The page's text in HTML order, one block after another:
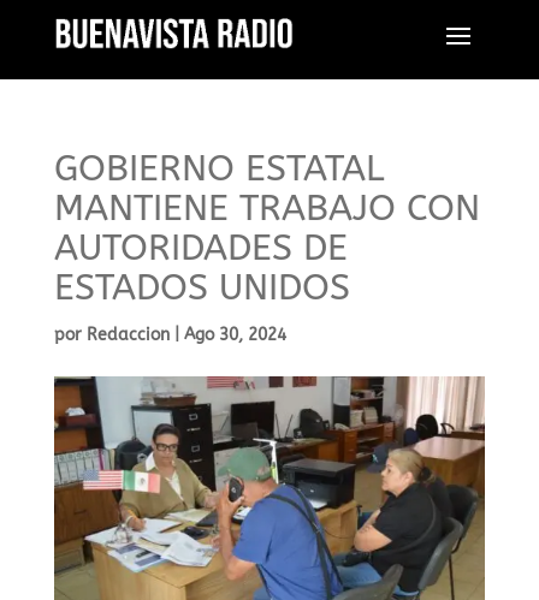
GOBIERNO ESTATAL
MANTIENE TRABAJO CON
AUTORIDADES DE
ESTADOS UNIDOS
por Redaccion| Ago 30, 2024